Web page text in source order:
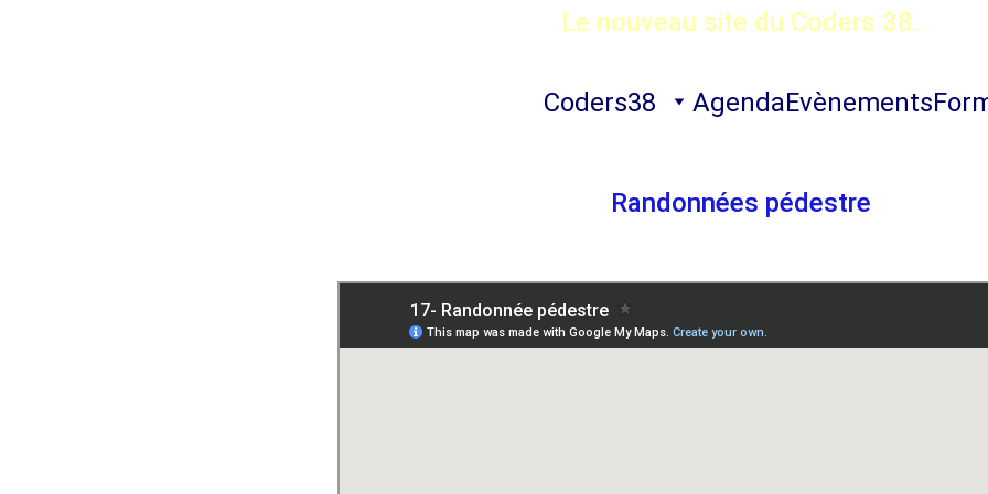
Le nouveau site du Coders 38.
Coders38 AgendaEvènements
Randonnées pédestre